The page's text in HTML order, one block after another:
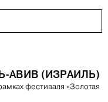
АВИВ (ИЗРАИЛЬ)
фестиваля «Золотая